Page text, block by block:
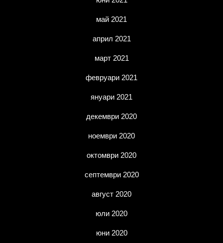
май 2021
април 2021
март 2021
февруари 2021
януари 2021
декември 2020
ноември 2020
октомври 2020
септември 2020
август 2020
юли 2020
юни 2020